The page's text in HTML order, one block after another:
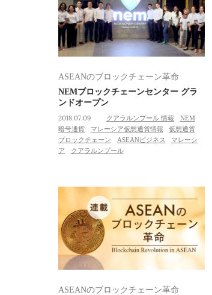
ASEANのブロックチェーン革命
NEMブロックチェーンセンター グラ
ンドオープン
2018.07.09 クアラルンプール 情報
NEM
暗号通貨
マレーシア仮想通貨情報
仮想通貨
ブロックチェーン
ASEANビジネス
マレーシ
ア
クアラルンプール
ASEANのブロックチェーン革命